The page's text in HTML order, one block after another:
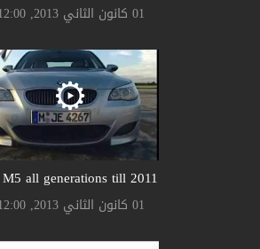
01 كانون الثاني 2013, 12:00 ص
all generations till 2011
01 كانون الثاني 2013, 12:00 ص